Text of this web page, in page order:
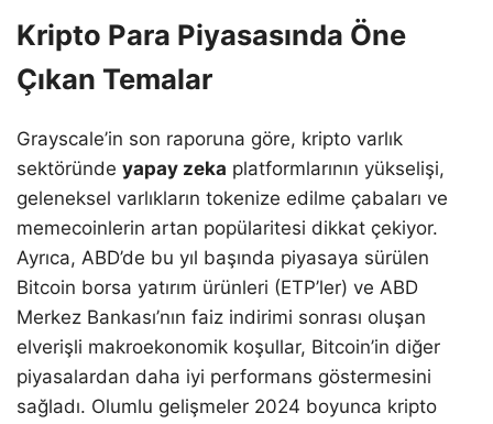
Kripto Para Piyasasında Öne
Çıkan Temalar
Grayscale’in son raporuna göre, kripto varlık
sektöründe yapay zeka platformlarının yükselişi,
geleneksel varlıkların tokenize edilme çabaları ve
memecoinlerin artan popülaritesi dikkat çekiyor.
Ayrıca, ABD’de bu yıl başında piyasaya sürülen
Bitcoin borsa yatırım ürünleri (ETP’ler) ve ABD
Merkez Bankası’nın faiz indirimi sonrası oluşan
elverişli makroekonomik koşullar, Bitcoin’in diğer
piyasalardan daha iyi performans göstermesini
sağladı. Olumlu gelişmeler 2024 boyunca kripto